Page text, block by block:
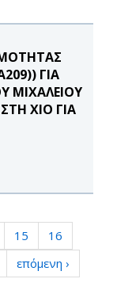
ΓΙΑ
ΜΙΧΑΛΕΙΟΥ
ΧΙΟ ΓΙΑ
15
16
επόμενη ›